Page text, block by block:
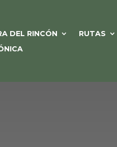
DEL RINCÓN RUTAS